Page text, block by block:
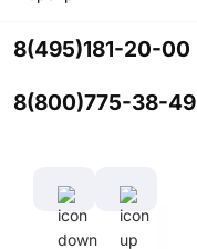
8(495)181-20-00
8(800)775-38-49